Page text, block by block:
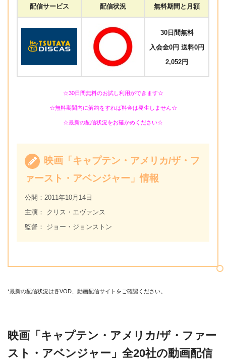
配信サービス 配信状況 無料期間と月額
30日間無料
入会金0円 送料0円
2,052円
☆30日間無料のお試し利用ができます☆
☆無料期間内に解約をすれば料金は発生しません☆
☆最新の配信状況をお確かめください☆
映画「キャプテン・アメリカ/ザ・フ
ァースト・アベンジャー」情報
公開：2011年10月14日
主演： クリス・エヴァンス
監督： ジョー・ジョンストン
*最新の配信状況は各VOD、動画配信サイトをご確認ください。
映画「キャプテン・アメリカ/ザ・ファー
スト・アベンジャー」全20社の動画配信